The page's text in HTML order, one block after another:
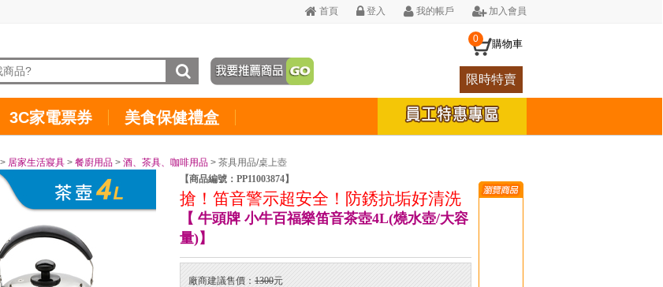
首頁 登入 我的帳戶 加入會員
0 購物車
限時特賣
3C家電票券 美食保健禮盒
> 居家生活寢具 > 餐廚用品 > 酒、茶具、咖啡用品 > 茶具用品/桌上壺
【商品編號：PP11003874】
搶！笛音警示超安全！防銹抗垢好清洗
【 牛頭牌 小牛百福樂笛音茶壺4L(燒水壺/大容
量)】
廠商建議售價： 1300元